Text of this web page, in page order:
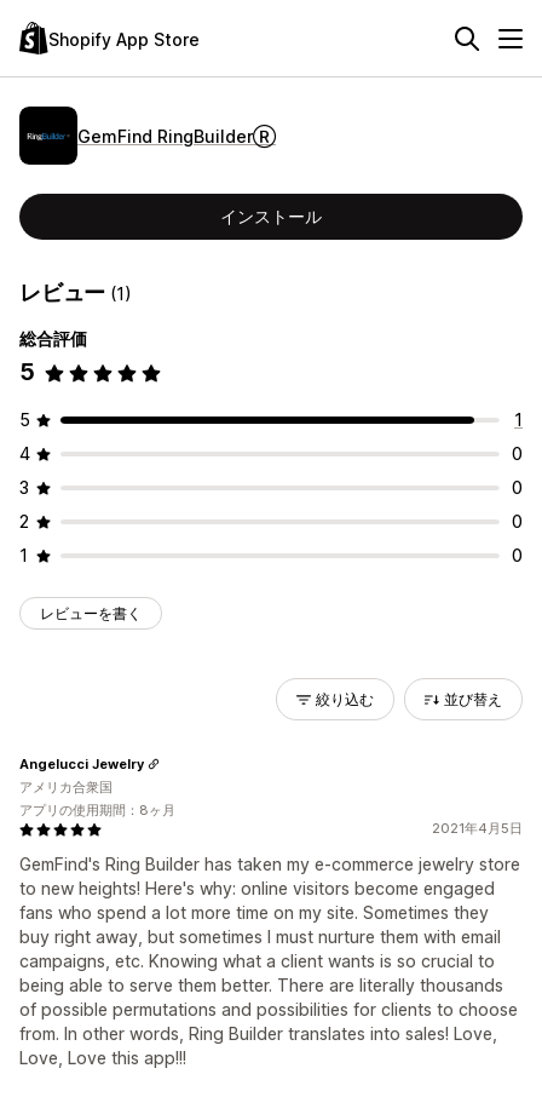
Shopify App Store
GemFind RingBuilderⓇ
インストール
レビュー (1)
総合評価
5
5
1
4
0
3
0
2
0
1
0
レビューを書く
絞り込む 並び替え
2021年4月5日
GemFind's Ring Builder has taken my e-commerce jewelry store
to new heights! Here's why: online visitors become engaged
fans who spend a lot more time on my site. Sometimes they
buy right away, but sometimes I must nurture them with email
campaigns, etc. Knowing what a client wants is so crucial to
being able to serve them better. There are literally thousands
of possible permutations and possibilities for clients to choose
from. In other words, Ring Builder translates into sales! Love,
Love, Love this app!!!
Angelucci Jewelry
アメリカ合衆国
アプリの使用期間：8ヶ月